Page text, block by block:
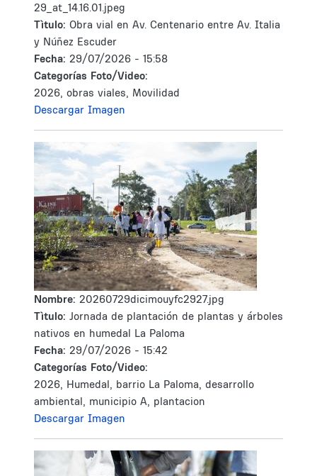
29_at_14.16.01.jpeg
Tìtulo: Obra vial en Av. Centenario entre Av. Italia
y Núñez Escuder
Fecha: 29/07/2026 - 15:58
Categorías Foto/Video:
2026, obras viales, Movilidad
Descargar Imagen
Nombre: 20260729dicimouyfc2927.jpg
Tìtulo: Jornada de plantación de plantas y árboles
nativos en humedal La Paloma
Fecha: 29/07/2026 - 15:42
Categorías Foto/Video:
2026, Humedal, barrio La Paloma, desarrollo
ambiental, municipio A, plantacion
Descargar Imagen